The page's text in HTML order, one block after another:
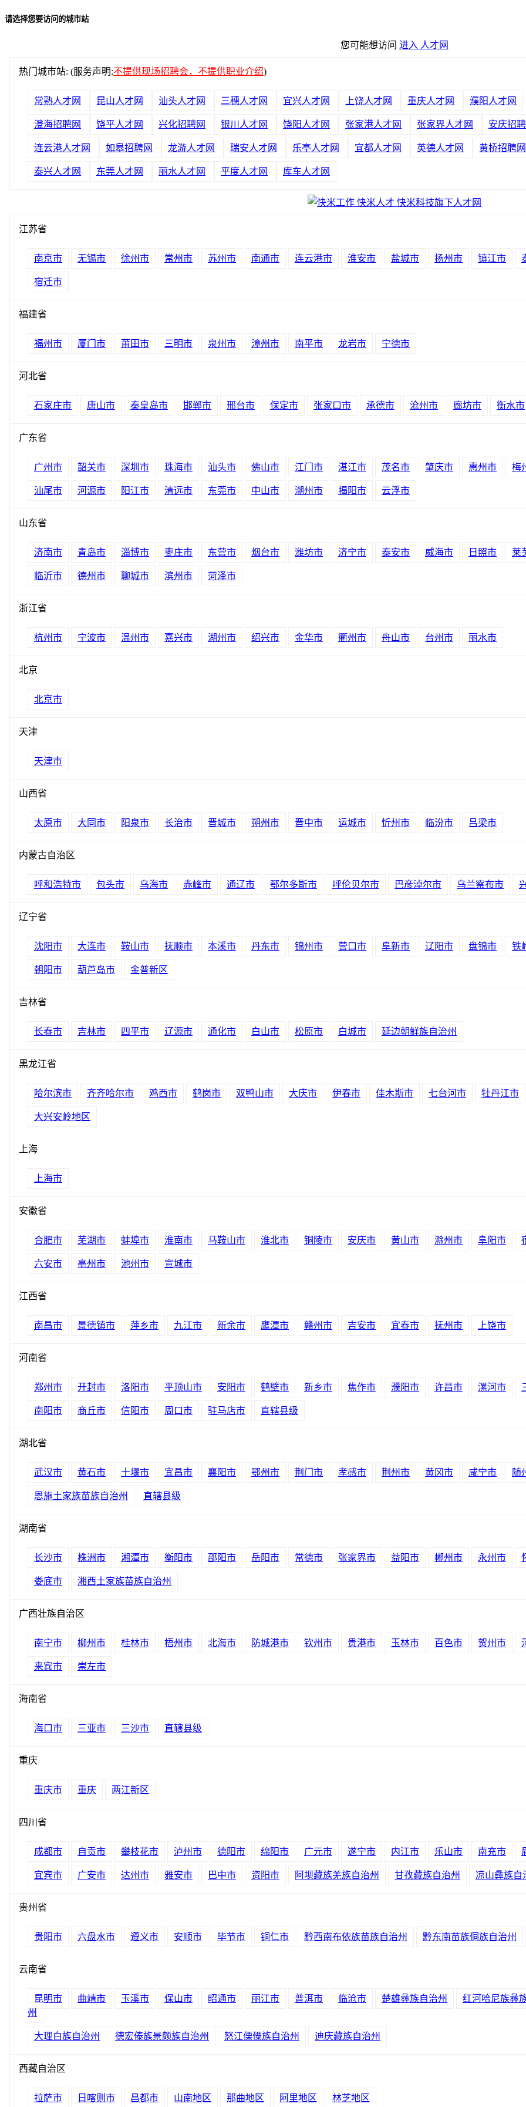
请选择您要访问的城市站
您可能想访问 进入 人才网
热门城市站: (服务声明:不提供现场招聘会，不提供职业介绍)
常熟人才网 昆山人才网 汕头人才网 三穗人才网 宜兴人才网 上饶人才网 重庆人才网 濮阳人才网
澄海招聘网 饶平人才网 兴化招聘网 银川人才网 饶阳人才网 张家港人才网 张家界人才网 安庆招
连云港人才网 如皋招聘网 龙游人才网 瑞安人才网 乐亭人才网 宜都人才网 英德人才网 黄桥招聘网
泰兴人才网 东莞人才网 丽水人才网 平度人才网 库车人才网
江苏省
南京市 无锡市 徐州市 常州市 苏州市 南通市 连云港市 淮安市 盐城市 扬州市 镇江市
宿迁市
福建省
福州市 厦门市 莆田市 三明市 泉州市 漳州市 南平市 龙岩市 宁德市
河北省
石家庄市 唐山市 秦皇岛市 邯郸市 邢台市 保定市 张家口市 承德市 沧州市 廊坊市 衡水市
广东省
广州市 韶关市 深圳市 珠海市 汕头市 佛山市 江门市 湛江市 茂名市 肇庆市 惠州市 梅
汕尾市 河源市 阳江市 清远市 东莞市 中山市 潮州市 揭阳市 云浮市
山东省
济南市 青岛市 淄博市 枣庄市 东营市 烟台市 潍坊市 济宁市 泰安市 威海市 日照市 莱
临沂市 德州市 聊城市 滨州市 菏泽市
浙江省
杭州市 宁波市 温州市 嘉兴市 湖州市 绍兴市 金华市 衢州市 舟山市 台州市 丽水市
北京
北京市
天津
天津市
山西省
太原市 大同市 阳泉市 长治市 晋城市 朔州市 晋中市 运城市 忻州市 临汾市 吕梁市
内蒙古自治区
呼和浩特市 包头市 乌海市 赤峰市 通辽市 鄂尔多斯市 呼伦贝尔市 巴彦淖尔市 乌兰察布市
辽宁省
沈阳市 大连市 鞍山市 抚顺市 本溪市 丹东市 锦州市 营口市 阜新市 辽阳市 盘锦市 铁
朝阳市 葫芦岛市 金普新区
吉林省
长春市 吉林市 四平市 辽源市 通化市 白山市 松原市 白城市 延边朝鲜族自治州
黑龙江省
哈尔滨市 齐齐哈尔市 鸡西市 鹤岗市 双鸭山市 大庆市 伊春市 佳木斯市 七台河市 牡丹江市
大兴安岭地区
上海
上海市
安徽省
合肥市 芜湖市 蚌埠市 淮南市 马鞍山市 淮北市 铜陵市 安庆市 黄山市 滁州市 阜阳市
六安市 亳州市 池州市 宣城市
江西省
南昌市 景德镇市 萍乡市 九江市 新余市 鹰潭市 赣州市 吉安市 宜春市 抚州市 上饶市
河南省
郑州市 开封市 洛阳市 平顶山市 安阳市 鹤壁市 新乡市 焦作市 濮阳市 许昌市 漯河市
南阳市 商丘市 信阳市 周口市 驻马店市 直辖县级
湖北省
武汉市 黄石市 十堰市 宜昌市 襄阳市 鄂州市 荆门市 孝感市 荆州市 黄冈市 咸宁市 随
恩施土家族苗族自治州 直辖县级
湖南省
长沙市 株洲市 湘潭市 衡阳市 邵阳市 岳阳市 常德市 张家界市 益阳市 郴州市 永州市
娄底市 湘西土家族苗族自治州
广西壮族自治区
南宁市 柳州市 桂林市 梧州市 北海市 防城港市 钦州市 贵港市 玉林市 百色市 贺州市
来宾市 崇左市
海南省
海口市 三亚市 三沙市 直辖县级
重庆
重庆市 重庆 两江新区
四川省
成都市 自贡市 攀枝花市 泸州市 德阳市 绵阳市 广元市 遂宁市 内江市 乐山市 南充市
宜宾市 广安市 达州市 雅安市 巴中市 资阳市 阿坝藏族羌族自治州 甘孜藏族自治州 凉山彝族自
贵州省
贵阳市 六盘水市 遵义市 安顺市 毕节市 铜仁市 黔西南布依族苗族自治州 黔东南苗族侗族自治州
云南省
昆明市 曲靖市 玉溪市 保山市 昭通市 丽江市 普洱市 临沧市 楚雄彝族自治州
红河哈尼族彝
州
大理白族自治州 德宏傣族景颇族自治州 怒江傈僳族自治州 迪庆藏族自治州
西藏自治区
拉萨市 日喀则市 昌都市 山南地区 那曲地区 阿里地区 林芝地区